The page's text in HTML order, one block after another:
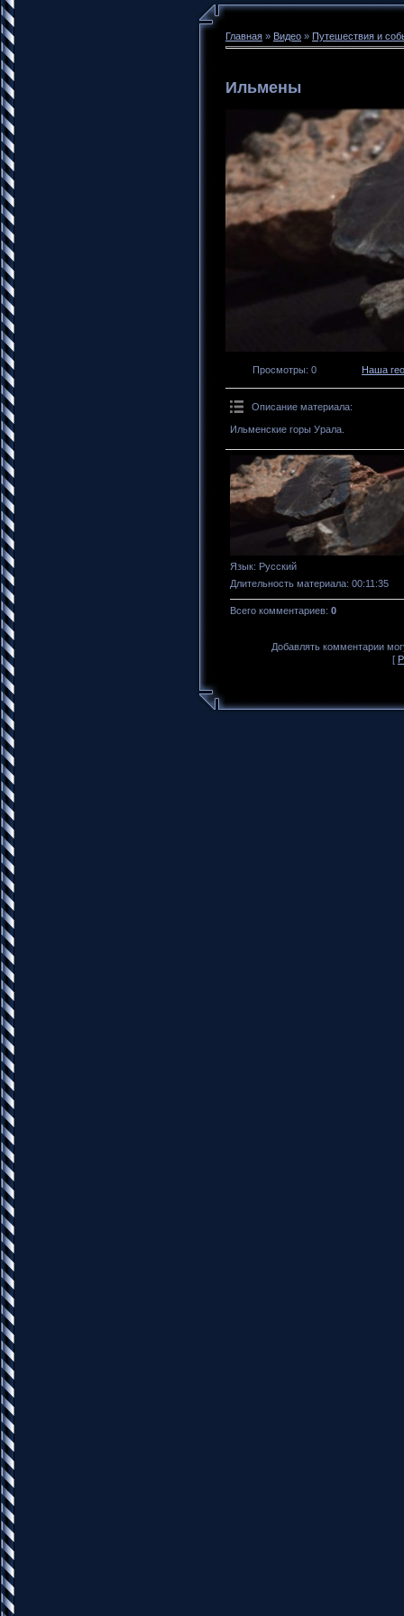
Главная » Видео » Путешествия и
Ильмены
Просмотры: 0 Наша
Описание материала:
Ильменские горы Урала.
Язык: Русский
Длительность материала: 00:11:35
Всего комментариев: 0
Добавлять комментарии
[